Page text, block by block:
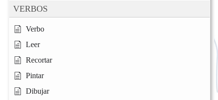
VERBOS
Verbo
Leer
Recortar
Pintar
Dibujar